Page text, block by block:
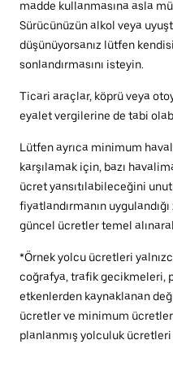
madde kullanmasına asla
Sürücünüzün alkol veya
düşünüyorsanız lütfen
sonlandırmasını isteyin.
Ticari araçlar, köprü veya
eyalet vergilerine de tabi
Lütfen ayrıca minimum
karşılamak için, bazı
ücret yansıtılabileceğini
fiyatlandırmanın
güncel ücretler temel
*Örnek yolcu ücretleri
coğrafya, trafik gecikmeleri,
etkenlerden kaynaklanan
ücretler ve minimum
planlanmış yolculuk